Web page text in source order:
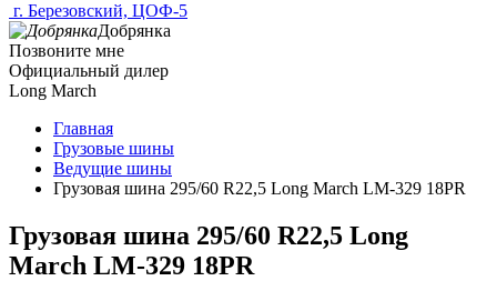
г. Березовский, ЦОФ-5
Добрянка
Позвоните мне
Официальный дилер
Long March
Главная
Грузовые шины
Ведущие шины
Грузовая шина 295/60 R22,5 Long March LM-329 18PR
Грузовая шина 295/60 R22,5 Long
March LM-329 18PR